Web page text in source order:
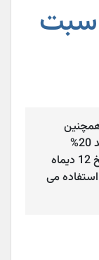
فروش ویژه زمستانی برای سفارشات جدید 20%
تخفیف ویژه در نظر گرفته شده که از تاریخ 12 دیماه
استفاده می